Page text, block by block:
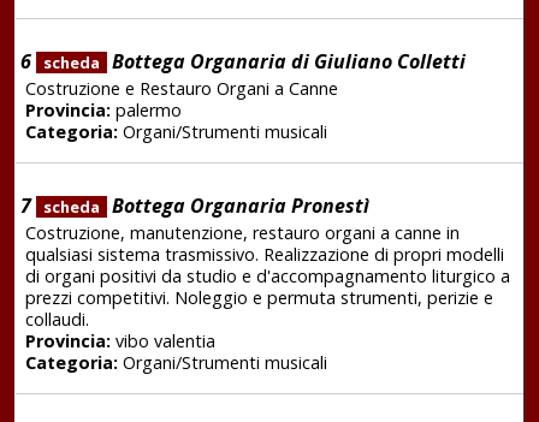
6 scheda Bottega Organaria di Giuliano Colletti
Costruzione e Restauro Organi a Canne
Provincia:palermo
Categoria:Organi/Strumenti musicali
7 scheda Bottega Organaria Pronestì
Costruzione, manutenzione, restauro organi a canne in
qualsiasi sistema trasmissivo. Realizzazione di propri modelli
di organi positivi da studio e d'accompagnamento liturgico a
prezzi competitivi. Noleggio e permuta strumenti, perizie e
collaudi.
Provincia:vibo valentia
Categoria:Organi/Strumenti musicali